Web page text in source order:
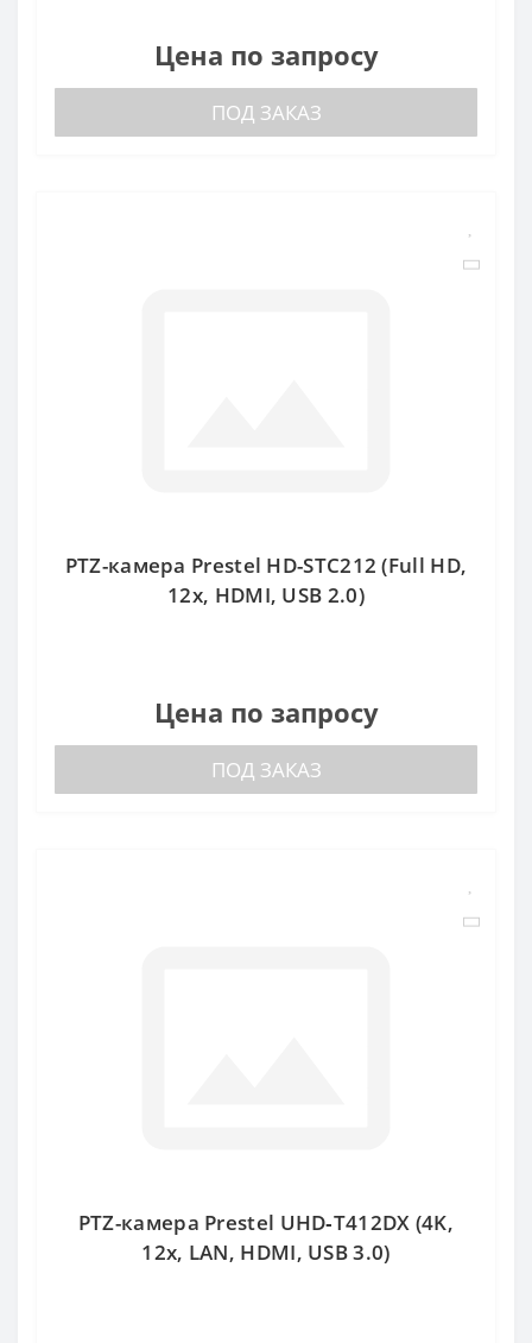
Цена по запросу
ПОД ЗАКАЗ
PTZ-камера Prestel HD-STC212 (Full HD,
12x, HDMI, USB 2.0)
Цена по запросу
ПОД ЗАКАЗ
PTZ-камера Prestel UHD‑T412DX (4K,
12x, LAN, HDMI, USB 3.0)